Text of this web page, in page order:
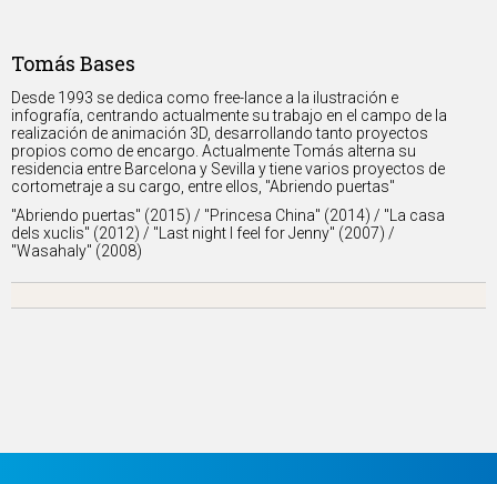
Tomás Bases
Desde 1993 se dedica como free-lance a la ilustración e
infografía, centrando actualmente su trabajo en el campo de la
realización de animación 3D, desarrollando tanto proyectos
propios como de encargo. Actualmente Tomás alterna su
residencia entre Barcelona y Sevilla y tiene varios proyectos de
cortometraje a su cargo, entre ellos, "Abriendo puertas"
"Abriendo puertas" (2015) / "Princesa China" (2014) / "La casa
dels xuclis" (2012) / "Last night I feel for Jenny" (2007) /
"Wasahaly" (2008)